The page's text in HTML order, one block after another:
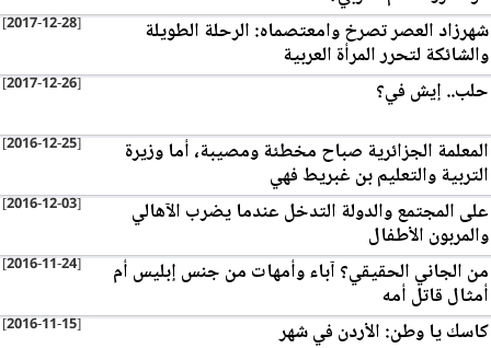
[2017-12-28] شهرزاد العصر تصرخ وامعتصماه: الرحلة الطويلة
والشائكة لتحرر المرأة العربية
[2017-12-26] حلب.. إيش في؟
[2016-12-25] المعلمة الجزائرية صباح مخطئة ومصيبة، أما وزيرة
التربية والتعليم بن غبريط فهي
[2016-12-03] على المجتمع والدولة التدخل عندما يضرب الآهالي
والمربون الأطفال
[2016-11-24] ‎من الجاني الحقيقي؟ آباء وأمهات من جنس إبليس أم
أمثال قاتل أمه
[2016-11-15] كاسك يا وطن: الأردن في شهر